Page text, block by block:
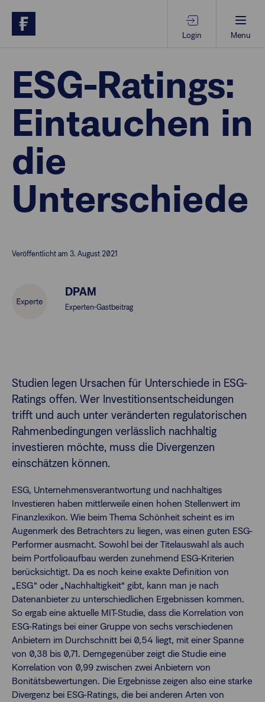
Login Menu
Beratungs-Tools
Anlagethemen
Anlagestrategien
Geschäftserfolg
Finanzberatende
Kontakt
Login
ESG-Ratings:
Eintauchen in
die
Unterschiede
Veröffentlicht am 3. August 2021
DPAM
Experten-Gastbeitrag
Studien legen Ursachen für Unterschiede in ESG-
Ratings offen. Wer Investitionsentscheidungen
trifft und auch unter veränderten regulatorischen
Rahmenbedingungen verlässlich nachhaltig
investieren möchte, muss die Divergenzen
einschätzen können.
ESG, Unternehmensverantwortung und nachhaltiges
Investieren haben mittlerweile einen hohen Stellenwert im
Finanzlexikon. Wie beim Thema Schönheit scheint es im
Augenmerk des Betrachters zu liegen, was einen guten ESG-
Performer ausmacht. Sowohl bei der Titelauswahl als auch
beim Portfolioaufbau werden zunehmend ESG-Kriterien
berücksichtigt. Da es noch keine exakte Definition von
„ESG“ oder „Nachhaltigkeit“ gibt, kann man je nach
Datenanbieter zu unterschiedlichen Ergebnissen kommen.
So ergab eine aktuelle MIT-Studie, dass die Korrelation von
ESG-Ratings bei einer Gruppe von sechs verschiedenen
Anbietern im Durchschnitt bei 0,54 liegt, mit einer Spanne
von 0,38 bis 0,71. Demgegenüber zeigt die Studie eine
Korrelation von 0,99 zwischen zwei Anbietern von
Bonitätsbewertungen. Die Ergebnisse zeigen also eine starke
Divergenz bei ESG-Ratings, die bei anderen Arten von